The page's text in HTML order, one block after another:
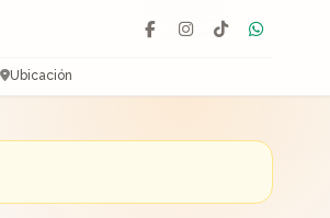
Facebook
Instagram
TikTok
Ubicación